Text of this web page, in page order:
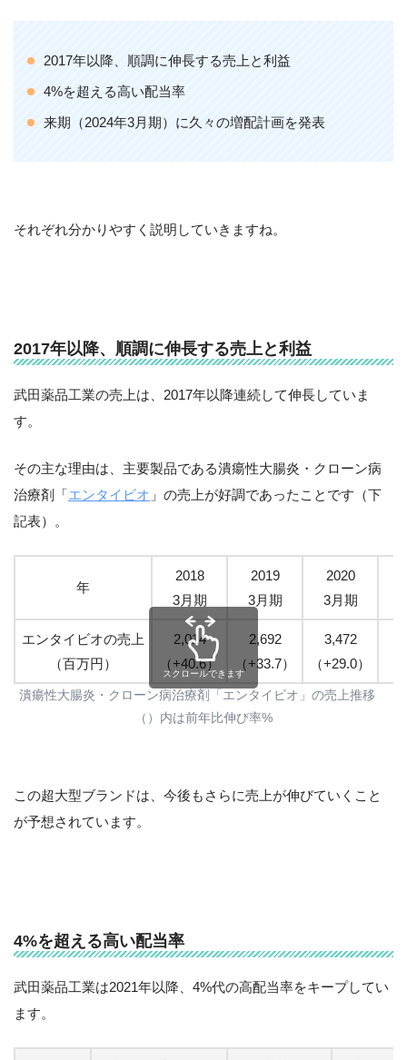
2017年以降、順調に伸長する売上と利益
4%を超える高い配当率
来期（2024年3月期）に久々の増配計画を発表
それぞれ分かりやすく説明していきますね。
2017年以降、順調に伸長する売上と利益
武田薬品工業の売上は、2017年以降連続して伸長していま
す。
その主な理由は、主要製品である潰瘍性大腸炎・クローン病
治療剤「エンタイビオ 」の売上が好調であったことです（下
記表）。
年
2018
3月期
2019
3月期
2020
3月期
エンタイビオの売上
（百万円）
2,014
（+40.6）
2,692
（+33.7）
3,472
（+29.0）
潰瘍性大腸炎・クローン病治療剤「エンタイビオ」の売上推移
（）内は前年比伸び率%
スクロールできます
この超大型ブランドは、今後もさらに売上が伸びていくこと
が予想されています。
4%を超える高い配当率
武田薬品工業は2021年以降、4%代の高配当率をキープしてい
ます。